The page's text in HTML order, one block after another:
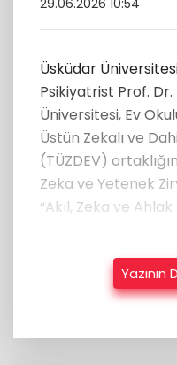
29.06.2026 10:54
Üsküdar
Psikiyatrist Prof.
Üniversitesi, Ev
Üstün Zekalı ve
(TÜZDEV)
Zeka ve Yetenek
“Akıl, Zeka ve
Yazının